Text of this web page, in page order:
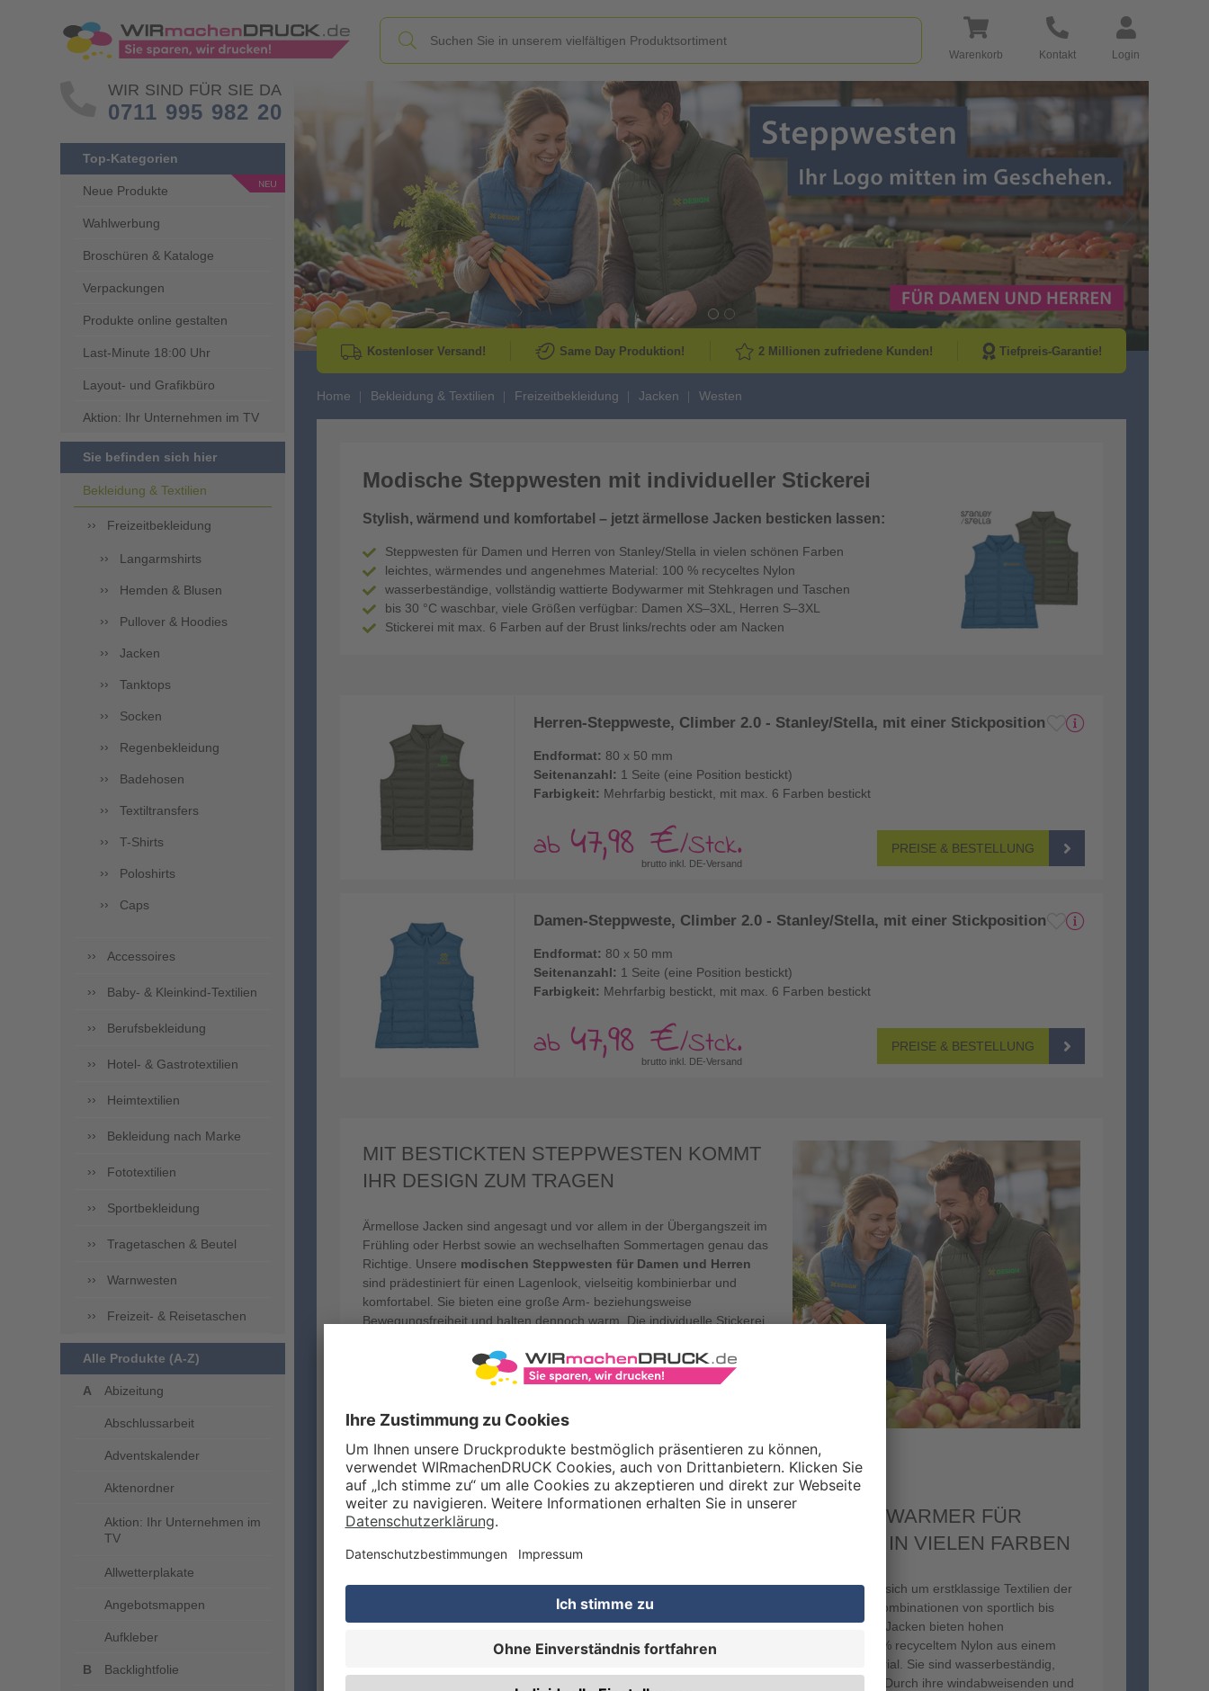
Warenkorb Kontakt Login
WIR SIND FÜR SIE DA
0711 995 982 20
Top-Kategorien
Neue Produkte
Wahlwerbung
Broschüren & Kataloge
Verpackungen
Produkte online gestalten
Last-Minute 18:00 Uhr
Layout- und Grafikbüro
Aktion: Ihr Unternehmen im TV
Sie befinden sich hier
Bekleidung & Textilien
Freizeitbekleidung
Langarmshirts
Hemden & Blusen
Pullover & Hoodies
Jacken
Tanktops
Socken
Regenbekleidung
Badehosen
Textiltransfers
T-Shirts
Poloshirts
Caps
Accessoires
Baby- & Kleinkind-Textilien
Berufsbekleidung
Hotel- & Gastrotextilien
Heimtextilien
Bekleidung nach Marke
Fototextilien
Sportbekleidung
Tragetaschen & Beutel
Warnwesten
Freizeit- & Reisetaschen
Alle Produkte (A-Z)
Abizeitung
Abschlussarbeit
Adventskalender
Aktenordner
Aktion: Ihr Unternehmen im
TV
Allwetterplakate
Angebotsmappen
Aufkleber
Backlightfolie
Go to Previous Slide
Kostenloser Versand! Same Day Produktion! 2 Millionen zufriedene Kunden! Tiefpreis-Garantie!
Home Bekleidung & Textilien Freizeitbekleidung Jacken Westen
Modische Steppwesten mit individueller Stickerei
Stylish, wärmend und komfortabel – jetzt ärmellose Jacken besticken lassen:
Steppwesten für Damen und Herren von Stanley/Stella in vielen schönen Farben
leichtes, wärmendes und angenehmes Material: 100 % recyceltes Nylon
wasserbeständige, vollständig wattierte Bodywarmer mit Stehkragen und Taschen
bis 30 °C waschbar, viele Größen verfügbar: Damen XS–3XL, Herren S–3XL
Stickerei mit max. 6 Farben auf der Brust links/rechts oder am Nacken
Herren-Steppweste, Climber 2.0 - Stanley/Stella, mit einer Stickposition
Endformat: 80 x 50 mm
Seitenanzahl: 1 Seite (eine Position bestickt)
Farbigkeit: Mehrfarbig bestickt, mit max. 6 Farben bestickt
ab 47,98 €/Stck.
brutto inkl. DE-Versand
PREISE & BESTELLUNG
Damen-Steppweste, Climber 2.0 - Stanley/Stella, mit einer Stickposition
Endformat: 80 x 50 mm
Seitenanzahl: 1 Seite (eine Position bestickt)
Farbigkeit: Mehrfarbig bestickt, mit max. 6 Farben bestickt
ab 47,98 €/Stck.
brutto inkl. DE-Versand
PREISE & BESTELLUNG
MIT BESTICKTEN STEPPWESTEN KOMMT
IHR DESIGN ZUM TRAGEN
Ärmellose Jacken sind angesagt und vor allem in der Übergangszeit im
Frühling oder Herbst sowie an wechselhaften Sommertagen genau das
Richtige. Unsere modischen Steppwesten für Damen und Herren
sind prädestiniert für einen Lagenlook, vielseitig kombinierbar und
komfortabel. Sie bieten eine große Arm- beziehungsweise
Bewegungsfreiheit und halten dennoch warm. Die individuelle Stickerei
Design oder das Logo Ihrer Firma. Darüber hinaus punktet sie mit
hoher Sichtbarkeit, da der Bodywarmer für gewöhnlich über Hemden,
Messen, Autohäuser, Vereine oder andere geschäftliche wie private
Zwecke – Steppwesten sind ein echter Allrounder und ein Must-have
für den Alltag.
HOCHWERTIGE BODYWARMER FÜR
DAMEN UND HERREN IN VIELEN FARBEN
Bei unseren Steppwesten handelt es sich um erstklassige Textilien der
beliebten Marke Stanley/Stella, die Kombinationen von sportlich bis
elegant ermöglichen. Die ärmellosen Jacken bieten hohen
Tragekomfort und bestehen mit 100 % recyceltem Nylon aus einem
sehr leichten und angenehmen Material. Sie sind wasserbeständig,
vollständig wattiert und halten warm. Durch ihre windabweisenden und